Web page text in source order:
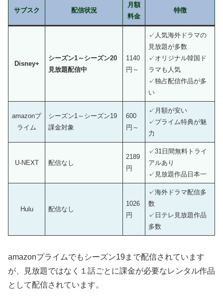
サブスク 配信状況
月額
料金
特徴
Disney+
シーズン1～シーズン20
見放題配信中
1140
円～
✓人気海外ドラマの
見放題が多数
✓オリジナル韓国ド
ラマも人気
✓独占配信作品が多
い
amazonプ
ライム
シーズン1～シーズン19
課金対象
600
円～
✓月額が安い
✓プライム特典が魅
力
U-NEXT 配信なし
2189
円
✓31日間無料トライ
アルあり
✓見放題作品日本一
Hulu 配信なし
1026
円
✓海外ドラマ配信多
数
✓日テレ見放題作品
多数
amazonプライムでもシーズン19まで配信されています
が、見放題ではなく１話ごとに課金が必要なレンタル作品
として配信されています。